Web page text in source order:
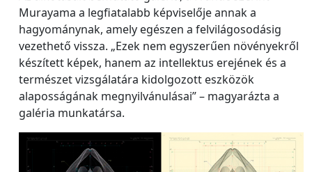
Murayama a legfiatalabb képviselője annak a
hagyománynak, amely egészen a felvilágosodásig
vezethető vissza. „Ezek nem egyszerűen növényekről
készített képek, hanem az intellektus erejének és a
természet vizsgálatára kidolgozott eszközök
alaposságának megnyilvánulásai” – magyarázta a
galéria munkatársa.